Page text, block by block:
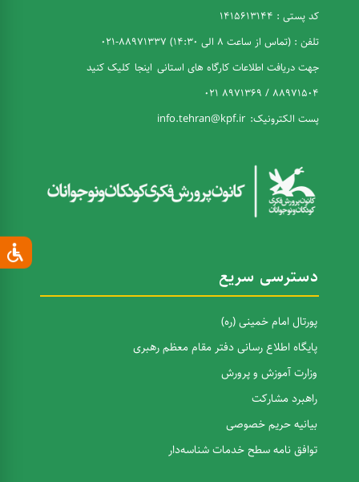
کد پستی : 1415613144
تلفن : (تماس از ساعت 8 الی 14:30) 88971337-021
جهت دریافت اطلاعات کارگاه های استانی اینجا کلیک کنید
88971504 / 8971369 021
پست الکترونیک: info.tehran@kpf.ir
دسترسی سریع
پورتال امام خمینی (ره)
پایگاه اطلاع رسانی دفتر مقام معظم رهبری
وزارت آموزش و پرورش
راهبرد مشارکت
بیانیه حریم خصوصی
توافق نامه سطح خدمات شناسه‌دار